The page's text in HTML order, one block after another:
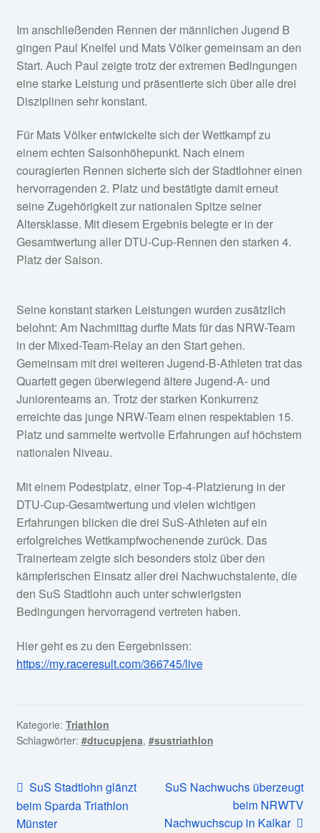
Im anschließenden Rennen der männlichen Jugend B
gingen Paul Kneifel und Mats Völker gemeinsam an den
Start. Auch Paul zeigte trotz der extremen Bedingungen
eine starke Leistung und präsentierte sich über alle drei
Disziplinen sehr konstant.
Für Mats Völker entwickelte sich der Wettkampf zu
einem echten Saisonhöhepunkt. Nach einem
couragierten Rennen sicherte sich der Stadtlohner einen
hervorragenden 2. Platz und bestätigte damit erneut
seine Zugehörigkeit zur nationalen Spitze seiner
Altersklasse. Mit diesem Ergebnis belegte er in der
Gesamtwertung aller DTU-Cup-Rennen den starken 4.
Platz der Saison.
Seine konstant starken Leistungen wurden zusätzlich
belohnt: Am Nachmittag durfte Mats für das NRW-Team
in der Mixed-Team-Relay an den Start gehen.
Gemeinsam mit drei weiteren Jugend-B-Athleten trat das
Quartett gegen überwiegend ältere Jugend-A- und
Juniorenteams an. Trotz der starken Konkurrenz
erreichte das junge NRW-Team einen respektablen 15.
Platz und sammelte wertvolle Erfahrungen auf höchstem
nationalen Niveau.
Mit einem Podestplatz, einer Top-4-Platzierung in der
DTU-Cup-Gesamtwertung und vielen wichtigen
Erfahrungen blicken die drei SuS-Athleten auf ein
erfolgreiches Wettkampfwochenende zurück. Das
Trainerteam zeigte sich besonders stolz über den
kämpferischen Einsatz aller drei Nachwuchstalente, die
den SuS Stadtlohn auch unter schwierigsten
Bedingungen hervorragend vertreten haben.
Hier geht es zu den Eergebnissen:
https://my.raceresult.com/366745/live
Kategorie: Triathlon
Schlagwörter: #dtucupjena, #sustriathlon
Beitragsnavigation
Vorheriger
Beitrag:
SuS Stadtlohn glänzt
beim Sparda Triathlon
Münster
Nächster
SuS Nachwuchs überzeugt
beim NRWTV
Nachwuchscup in Kalkar